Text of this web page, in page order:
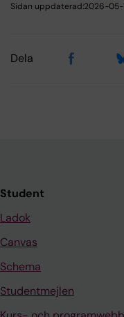
Sidan uppdaterad:2026-05-
Dela
Student
Ladok
Canvas
Schema
Studentmejlen